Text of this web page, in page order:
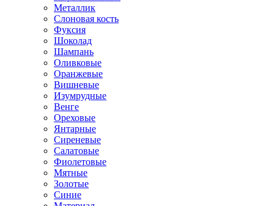
Металлик
Слоновая кость
Фуксия
Шоколад
Шампань
Оливковые
Оранжевые
Вишневые
Изумрудные
Венге
Ореховые
Янтарные
Сиреневые
Салатовые
Фиолетовые
Мятные
Золотые
Синие